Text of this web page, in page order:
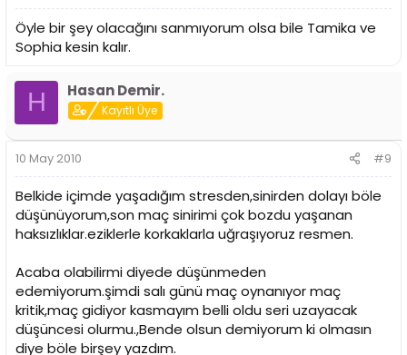
Öyle bir şey olacağını sanmıyorum olsa bile Tamika ve
Sophia kesin kalır.
H Hasan Demir.
Kayıtlı Üye
10 May 2010 #9
Belkide içimde yaşadığım stresden,sinirden dolayı böle
düşünüyorum,son maç sinirimi çok bozdu yaşanan
haksızlıklar.eziklerle korkaklarla uğraşıyoruz resmen.
Acaba olabilirmi diyede düşünmeden
edemiyorum.şimdi salı günü maç oynanıyor maç
kritik,maç gidiyor kasmayım belli oldu seri uzayacak
düşüncesi olurmu.,Bende olsun demiyorum ki olmasın
diye böle birşey yazdım.